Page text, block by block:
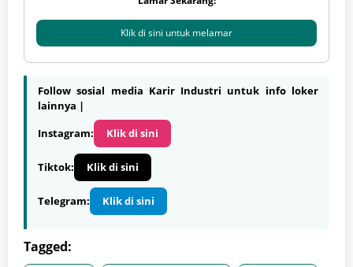
Klik di sini untuk melamar
Follow sosial media Karir Industri untuk info loker
lainnya |
Instagram:
Klik di sini
Tiktok: Klik di sini
Telegram: Klik di sini
Tagged: